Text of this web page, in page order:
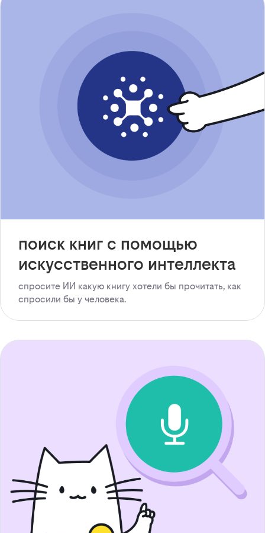
поиск книг с помощью
искусственного интеллекта
спросите ИИ какую книгу хотели бы прочитать, как
спросили бы у человека.